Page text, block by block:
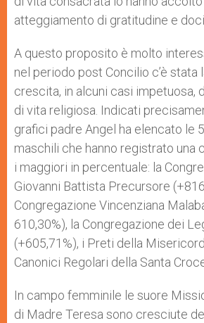
atteggiamento di gratitudine e
A questo proposito è molto
nel periodo post Concilio c’è stata
crescita, in alcuni casi impetuosa,
di vita religiosa. Indicati
grafici padre Angel ha elencato le
maschili che hanno registrato una
i maggiori in percentuale: la
Giovanni Battista Precursore
Congregazione Vincenziana
610,30%), la Congregazione dei
(+605,71%), i Preti della
Canonici Regolari della Santa
In campo femminile le suore
di Madre Teresa sono cresciute